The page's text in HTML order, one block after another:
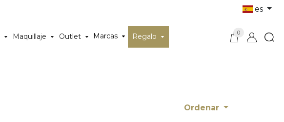
es
Maquillaje Outlet Marcas Regalo 0
Ordenar